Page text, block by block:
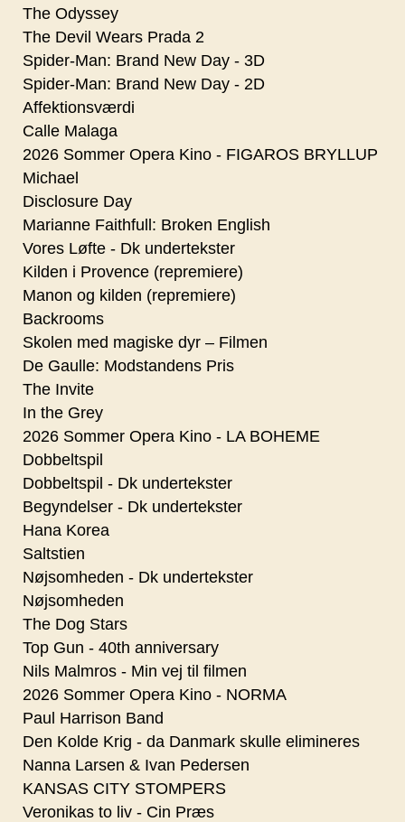
The Odyssey
The Devil Wears Prada 2
Spider-Man: Brand New Day - 3D
Spider-Man: Brand New Day - 2D
Affektionsværdi
Calle Malaga
2026 Sommer Opera Kino - FIGAROS BRYLLUP
Michael
Disclosure Day
Marianne Faithfull: Broken English
Vores Løfte - Dk undertekster
Kilden i Provence (repremiere)
Manon og kilden (repremiere)
Backrooms
Skolen med magiske dyr – Filmen
De Gaulle: Modstandens Pris
The Invite
In the Grey
2026 Sommer Opera Kino - LA BOHEME
Dobbeltspil
Dobbeltspil - Dk undertekster
Begyndelser - Dk undertekster
Hana Korea
Saltstien
Nøjsomheden - Dk undertekster
Nøjsomheden
The Dog Stars
Top Gun - 40th anniversary
Nils Malmros - Min vej til filmen
2026 Sommer Opera Kino - NORMA
Paul Harrison Band
Den Kolde Krig - da Danmark skulle elimineres
Nanna Larsen & Ivan Pedersen
KANSAS CITY STOMPERS
Veronikas to liv - Cin Præs